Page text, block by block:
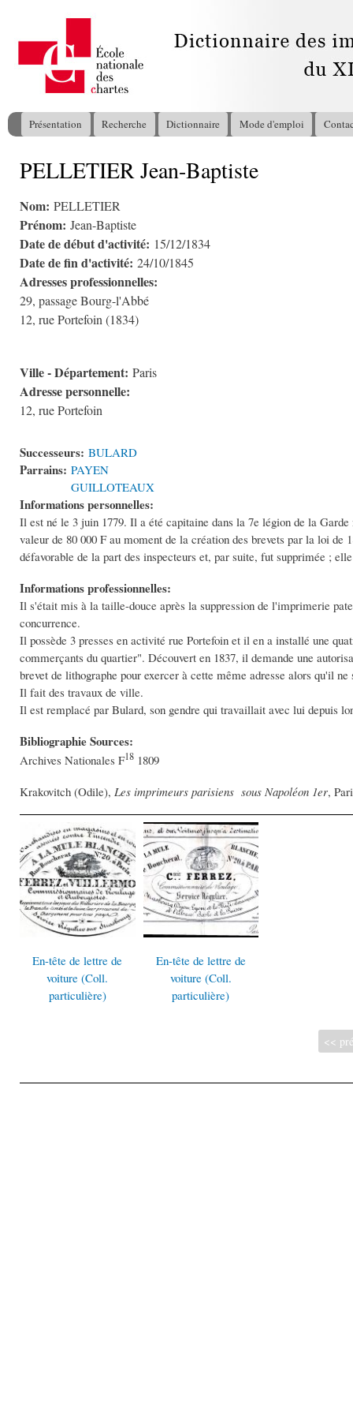
Menu principal
Présentation Recherche Dictionnaire Mode d'emploi
Vous êtes ici
PELLETIER Jean-Baptiste
Nom: PELLETIER
Prénom: Jean-Baptiste
Date de début d'activité: 15/12/1834
Date de fin d'activité: 24/10/1845
Adresses professionnelles:
29, passage Bourg-l'Abbé
12, rue Portefoin (1834)
Ville - Département: Paris
Adresse personnelle:
12, rue Portefoin
Successeurs: BULARD
Parrains: PAYEN
GUILLOTEAUX
Informations personnelles:
Il est né le 3 juin 1779. Il a été capitaine dans la 7e légion de la
valeur de 80 000 F au moment de la création des brevets par la loi
défavorable de la part des inspecteurs et, par suite, fut supprimée ;
Informations professionnelles:
Il s'était mis à la taille-douce après la suppression de l'imprimerie
concurrence.
Il possède 3 presses en activité rue Portefoin et il en a installé une
commerçants du quartier". Découvert en 1837, il demande une
brevet de lithographe pour exercer à cette même adresse alors qu'il
Il fait des travaux de ville.
Il est remplacé par Bulard, son gendre qui travaillait avec lui depuis
Bibliographie Sources:
Archives Nationales F18 1809
Krakovitch (Odile), Les imprimeurs parisiens sous Napoléon 1er,
En-tête de lettre de
voiture (Coll.
particulière)
En-tête de lettre de
voiture (Coll.
particulière)
<<